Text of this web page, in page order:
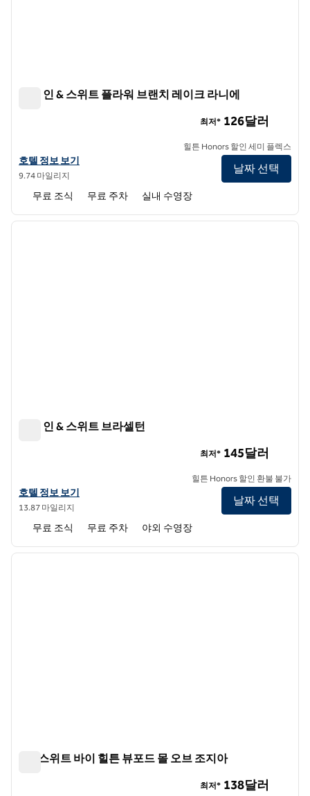
햄튼 인 & 스위트 플라워 브랜치 레이크 라니에
햄튼 인 & 스위트 플라워 브랜치 레이크 라니에의 호텔 정보 보기
호텔 정보 보기
9.74 마일리지
최저* 126달러
힐튼 Honors 할인 세미 플렉스
날짜 선택
무료 조식 무료 주차 실내 수영장
1/8
다음
햄튼 인 & 스위트 브라셀턴
햄튼 인 & 스위트 브라셀턴의 호텔 정보 보기
호텔 정보 보기
13.87 마일리지
최저* 145달러
힐튼 Honors 할인 환불 불가
날짜 선택
무료 조식 무료 주차 야외 수영장
1/12
다음
홈2 스위트 바이 힐튼 뷰포드 몰 오브 조지아
최저* 138달러